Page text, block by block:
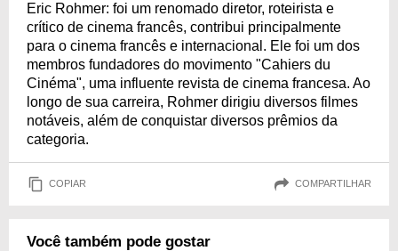
Eric Rohmer: foi um renomado diretor, roteirista e
crítico de cinema francês, contribui principalmente
para o cinema francês e internacional. Ele foi um dos
membros fundadores do movimento "Cahiers du
Cinéma", uma influente revista de cinema francesa. Ao
longo de sua carreira, Rohmer dirigiu diversos filmes
notáveis, além de conquistar diversos prêmios da
categoria.
COPIAR COMPARTILHAR
Você também pode gostar